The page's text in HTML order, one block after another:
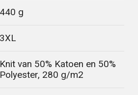
440 g
3XL
Knit van 50% Katoen en 50%
Polyester, 280 g/m2